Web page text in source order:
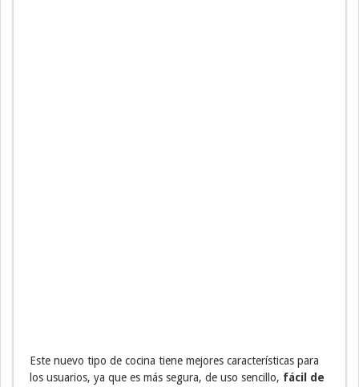
Este nuevo tipo de cocina tiene mejores características para
los usuarios, ya que es más segura, de uso sencillo, fácil de